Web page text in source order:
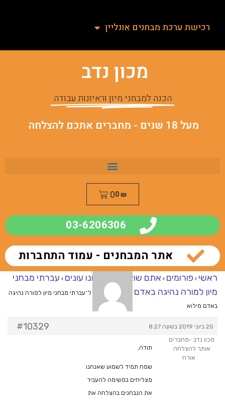
רכישת ערכת מבחנים אונליין
מכון נדב
הכנה למבחני מיון וראיונות עבודה
מעל 18 שנים - מחברים אתכם להצלחה
0₪
0
03-6206306
אתר המבחנים - עמוד התחברות
ראשי › פורומים › אתם שואלים – אנחנו עונים › עברתי מבחני
מיון למורה נהיגה באדם מילוא
מענה ל־עברתי מבחני מיון למורה נהיגה
באדם מילוא
25 ביוני 2019 בשעה 8:27 #10329
מכון נדב -מחברים
אותך להצלחה
אורח
תודה,
שמח תמיד לשמוע שאנחנו
מצליחים במשימה להעביר
את הנבחנים בהצלחה את